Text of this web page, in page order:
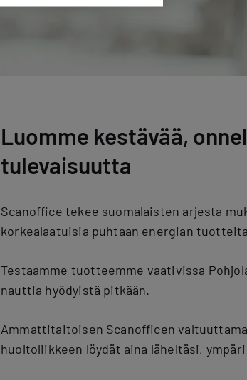
Luomme kestävää,
tulevaisuutta
Scanoffice tekee suomalaisten arjesta
korkealaatuisia puhtaan energian
Testaamme tuotteemme vaativissa
nauttia hyödyistä pitkään.
Ammattitaitoisen Scanofficen
huoltoliikkeen löydät aina läheltäsi,